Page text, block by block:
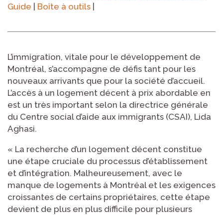
Guide | Boîte à outils |
L’immigration, vitale pour le développement de
Montréal, s’accompagne de défis tant pour les
nouveaux arrivants que pour la société d’accueil.
L’accès à un logement décent à prix abordable en
est un très important selon la directrice générale
du Centre social d’aide aux immigrants (CSAI), Lida
Aghasi.
« La recherche d’un logement décent constitue
une étape cruciale du processus d’établissement
et d’intégration. Malheureusement, avec le
manque de logements à Montréal et les exigences
croissantes de certains propriétaires, cette étape
devient de plus en plus difficile pour plusieurs